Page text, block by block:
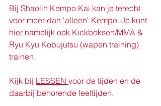
Bij Shaolin Kempo Kai kan je terecht
voor meer dan 'alleen' Kempo. Je kunt
hier namelijk ook Kickboksen/MMA &
Ryu Kyu Kobujutsu (wapen training)
trainen.
Kijk bij LESSEN voor de tijden en de
daarbij behorende leeftijden.